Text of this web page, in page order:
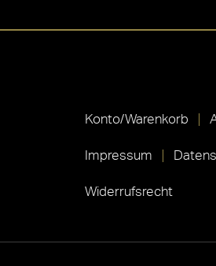
Konto/Warenkorb
Impressum
Widerrufsrecht